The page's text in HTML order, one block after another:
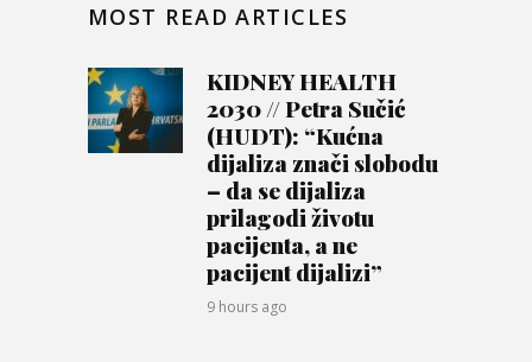
MOST READ ARTICLES
KIDNEY HEALTH
2030 // Petra Sučić
(HUDT): “Kućna
dijaliza znači slobodu
– da se dijaliza
prilagodi životu
pacijenta, a ne
pacijent dijalizi”
9 hours ago